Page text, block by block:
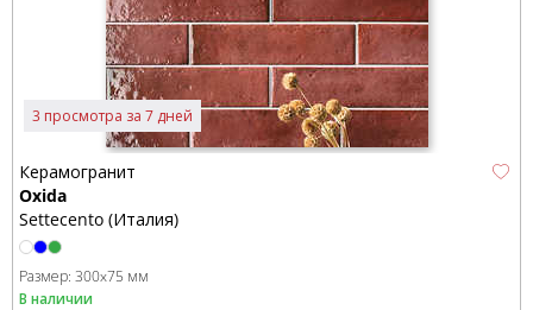
3 просмотра за 7 дней
Керамогранит
Oxida
Settecento (Италия)
Размер: 300x75 мм
В наличии